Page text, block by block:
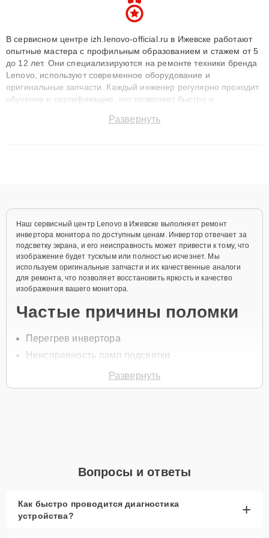
В сервисном центре izh.lenovo-official.ru в Ижевске работают
опытные мастера с профильным образованием и стажем от 5
до 12 лет. Они специализируются на ремонте техники бренда
Lenovo, используют современное оборудование и
оригинальные запчасти. Каждый инженер регулярно проходит
обучение и сертификацию, что позволяет быстро и
сохранением гарантии до 3 лет. Наши мастера решают
Развернуть
Наш сервисный центр Lenovo в Ижевске выполняет ремонт
инвертора монитора по доступным ценам. Инвертор отвечает за
подсветку экрана, и его неисправность может привести к тому, что
изображение будет тусклым или полностью исчезнет. Мы
используем оригинальные запчасти и их качественные аналоги
для ремонта, что позволяет восстановить яркость и качество
изображения вашего монитора.
Частые причины поломки
Перегрев инвертора
Неисправность ламп подсветки
Короткое замыкание
Износ компонентов
Главные особенности
сервиса
Развернуть
Вопросы и ответы
Как быстро проводится диагностика
устройства?
+